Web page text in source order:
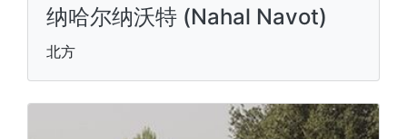
纳哈尔纳沃特 (Nahal Navot)
北方